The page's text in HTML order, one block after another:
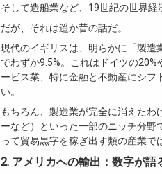
そして造船業など、19世紀の世界経
だが、それは遥か昔の話だ。
現代のイギリスは、明らかに「製造
でわずか9.5%。これはドイツの
ービス業、特に金融と不動産にシフ
い。
もちろん、製造業が完全に消えた
ーなど）といった一部のニッチ分野
って貿易黒字を稼ぎ出す類の産業で
2. アメリカへの輸出：数字が語